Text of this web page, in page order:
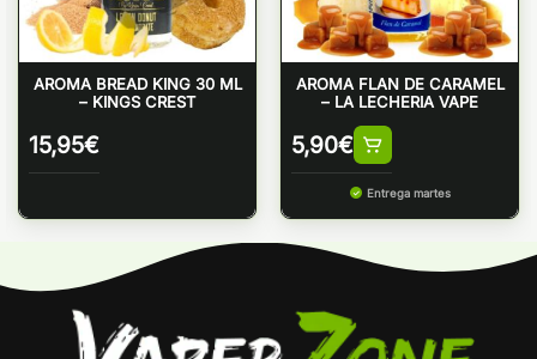
AROMA BREAD KING 30 ML
– KINGS CREST
15,95€
AROMA FLAN DE CARAMEL
– LA LECHERIA VAPE
5,90€
Entrega martes